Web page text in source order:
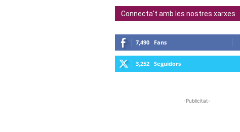
Connecta't amb les nostres xarxes
7,490 Fans
3,252 Seguidors
-Publicitat-